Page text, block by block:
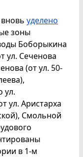
уделено
зоны
Боборыкина
ул. Сеченова
(от ул. 50-
ул.
ул. Аристарха
Смольной
в 1-м